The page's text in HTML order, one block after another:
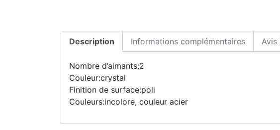
Description Informations complémentaires Avis
Nombre d’aimants:2
Couleur:crystal
Finition de surface:poli
Couleurs:incolore, couleur acier